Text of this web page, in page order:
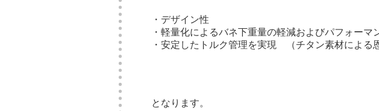
・デザイン性
・軽量化によるバネ下重量の軽減およびパフォーマ
・安定したトルク管理を実現 （チタン素材による
となります。